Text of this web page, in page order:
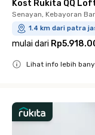
Kost Rukita QQ
Senayan, Kebayoran
1.4 km dari patra
mulai dari
Lihat info lebih